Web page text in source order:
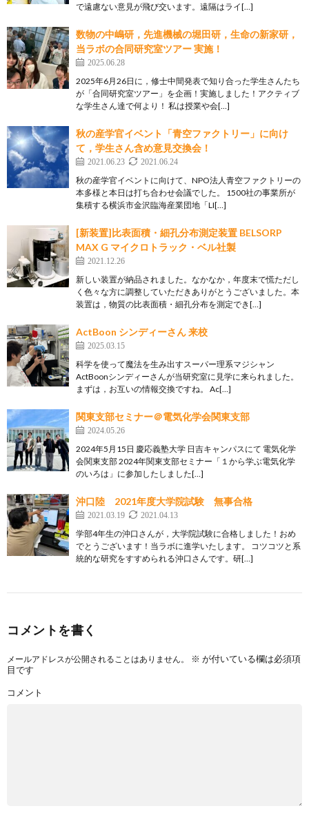
で遠慮ない意見が飛び交います。遠隔はライ[…]
数物の中嶋研，先進機械の堀田研，生命の新家研，
当ラボの合同研究室ツアー 実施！
2025.06.28
2025年6月26日に，修士中間発表で知り合った学生さんたち
が「合同研究室ツアー」を企画！実施しました！アクティブ
な学生さん達で何より！ 私は授業や会[…]
秋の産学官イベント「青空ファクトリー」に向け
て，学生さん含め意見交換会！
2021.06.23 2021.06.24
秋の産学官イベントに向けて、NPO法人青空ファクトリーの
本多様と本日は打ち合わせ会議でした。 1500社の事業所が
集積する横浜市金沢臨海産業団地「LI[…]
[新装置]比表面積・細孔分布測定装置 BELSORP
MAX G マイクロトラック・ベル社製
2021.12.26
新しい装置が納品されました。なかなか，年度末で慌ただし
く色々な方に調整していただきありがとうございました。本
装置は，物質の比表面積・細孔分布を測定でき[…]
ActBoon シンディーさん 来校
2025.03.15
科学を使って魔法を生み出すスーパー理系マジシャン
ActBoonシンディーさんが当研究室に見学に来られました。
まずは，お互いの情報交換ですね。 Ac[…]
関東支部セミナー＠電気化学会関東支部
2024.05.26
2024年5月15日 慶応義塾大学 日吉キャンパスにて 電気化学
会関東支部 2024年関東支部セミナー「１から学ぶ電気化学
のいろは」に参加したしました[…]
沖口陸 2021年度大学院試験 無事合格
2021.03.19 2021.04.13
学部4年生の沖口さんが，大学院試験に合格しました！おめ
でとうございます！当ラボに進学いたします。 コツコツと系
統的な研究をすすめられる沖口さんです。研[…]
コメントを書く
メールアドレスが公開されることはありません。 ※ が付いている欄は必須項
目です
コメント